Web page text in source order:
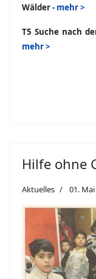
Wälder- mehr >
T5 Suche nach
mehr >
Hilfe ohne
Aktuelles 01.